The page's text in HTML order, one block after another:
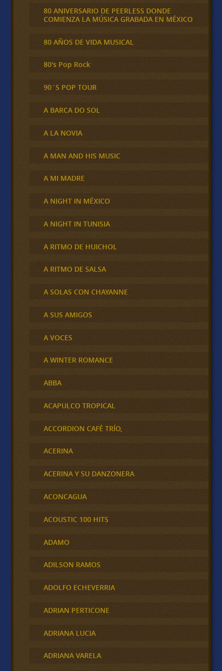
80 ANIVERSARIO DE PEERLESS DONDE
COMIENZA LA MÚSICA GRABADA EN MÉXICO
80 AÑOS DE VIDA MUSICAL
80's Pop Rock
90´S POP TOUR
A BARCA DO SOL
A LA NOVIA
A MAN AND HIS MUSIC
A MI MADRE
A NIGHT IN MÉXICO
A NIGHT IN TUNISIA
A RITMO DE HUICHOL
A RITMO DE SALSA
A SOLAS CON CHAYANNE
A SUS AMIGOS
A VOCES
A WINTER ROMANCE
ABBA
ACAPULCO TROPICAL
ACCORDION CAFÉ TRÍO,
ACERINA
ACERINA Y SU DANZONERA
ACONCAGUA
ACOUSTIC 100 HITS
ADAMO
ADILSON RAMOS
ADOLFO ECHEVERRIA
ADRIAN PERTICONE
ADRIANA LUCIA
ADRIANA VARELA